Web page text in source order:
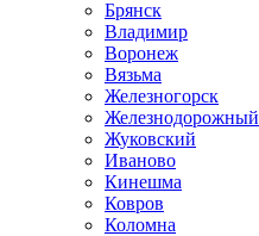
Брянск
Владимир
Воронеж
Вязьма
Железногорск
Железнодорожный
Жуковский
Иваново
Кинешма
Ковров
Коломна